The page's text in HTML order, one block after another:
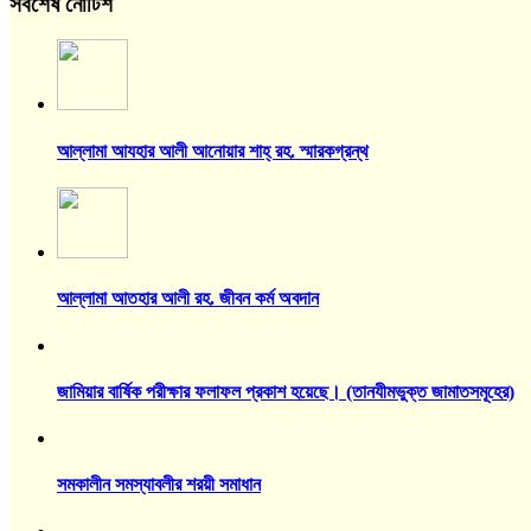
আল্লামা আযহার আলী আনোয়ার শাহ্‌ রহ. স্মারকগ্রন্থ
আল্লামা আতহার আলী রহ. জীবন কর্ম অবদান
জামিয়ার বার্ষিক পরীক্ষার ফলাফল প্রকাশ হয়েছে। (তানযীমভুক্ত জামাতসমূহের)
সমকালীন সমস্যাবলীর শরয়ী সমাধান